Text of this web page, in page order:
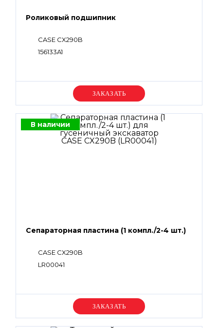
Роликовый подшипник
CASE CX290B
156133A1
Уточняйте цену
В наличии
Сепараторная пластина (1 компл./2-4 шт.)
CASE CX290B
LR00041
Уточняйте цену